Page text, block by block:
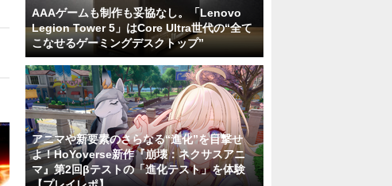
AAAゲームも制作も妥協なし。「Lenovo
Legion Tower 5」はCore Ultra世代の“全て
こなせるゲーミングデスクトップ”
アニマや新要素のさらなる“進化”を目撃せ
よ！HoYoverse新作『崩壊：ネクサスアニ
マ』第2回βテストの「進化テスト」を体験